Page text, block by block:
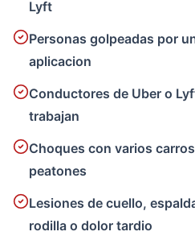
Lyft
Personas golpeadas por
aplicacion
Conductores de Uber o
trabajan
Choques con varios
peatones
Lesiones de cuello,
rodilla o dolor tardio